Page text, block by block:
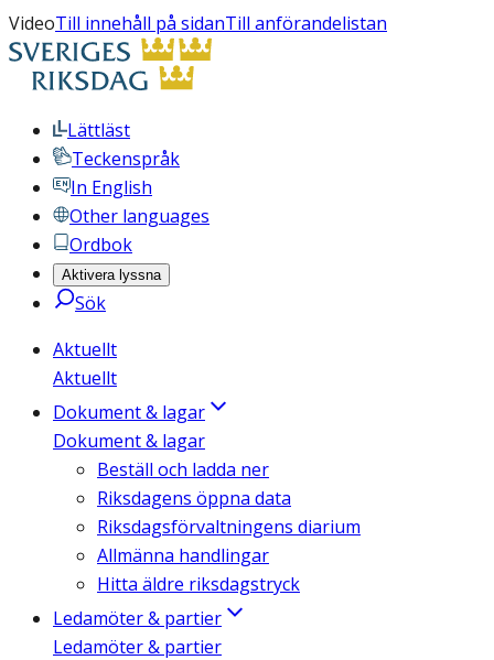
VideoTill innehåll på sidanTill anförandelistan
Lättläst
Teckenspråk
In English
Other languages
Ordbok
Aktivera lyssna
Sök
Aktuellt
Aktuellt
Dokument & lagar
Dokument & lagar
Beställ och ladda ner
Riksdagens öppna data
Riksdagsförvaltningens diarium
Allmänna handlingar
Hitta äldre riksdagstryck
Ledamöter & partier
Ledamöter & partier